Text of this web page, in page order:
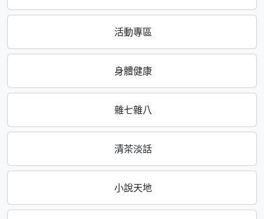
活動專區
身體健康
雜七雜八
清茶淡話
小說天地